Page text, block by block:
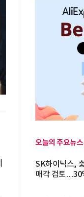
오늘의 주요뉴스
SK하이닉스,
매각 검토…30